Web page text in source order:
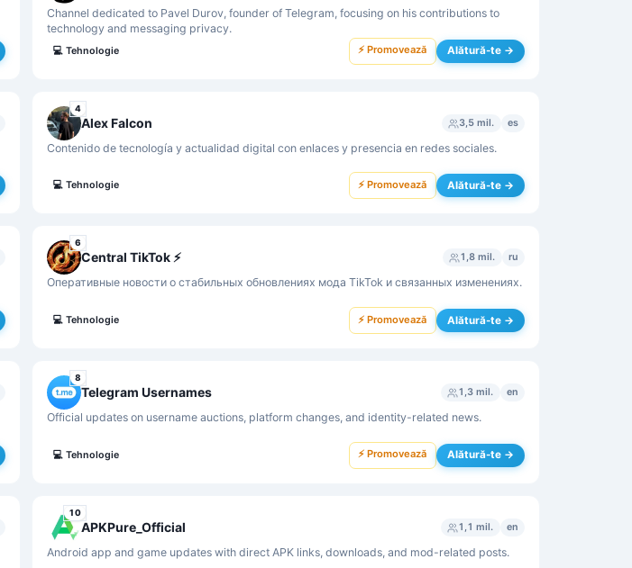
Channel dedicated to Pavel Durov, founder of Telegram, focusing on his contributions to
technology and messaging privacy.
💻 Tehnologie ⚡ Promovează Alătură-te →
4
Alex Falcon 3,5 mil. es
Contenido de tecnología y actualidad digital con enlaces y presencia en redes sociales.
💻 Tehnologie ⚡ Promovează Alătură-te →
6
Central TikTok ⚡️ 1,8 mil. ru
Оперативные новости о стабильных обновлениях мода TikTok и связанных изменениях.
💻 Tehnologie ⚡ Promovează Alătură-te →
8
Telegram Usernames 1,3 mil. en
Official updates on username auctions, platform changes, and identity-related news.
💻 Tehnologie ⚡ Promovează Alătură-te →
10
APKPure_Official 1,1 mil. en
Android app and game updates with direct APK links, downloads, and mod-related posts.